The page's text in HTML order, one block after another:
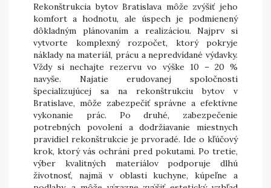
Rekonštrukcia bytov Bratislava môže zvýšiť jeho
komfort a hodnotu, ale úspech je podmienený
dôkladným plánovaním a realizáciou. Najprv si
vytvorte komplexný rozpočet, ktorý pokryje
náklady na materiál, prácu a nepredvídané výdavky.
Vždy si nechajte rezervu vo výške 10 – 20 %
navyše. Najatie erudovanej spoločnosti
špecializujúcej sa na rekonštrukciu bytov v
Bratislave, môže zabezpečiť správne a efektívne
vykonanie prác. Po druhé, zabezpečenie
potrebných povolení a dodržiavanie miestnych
pravidiel rekonštrukcie je prvoradé. Ide o kľúčový
krok, ktorý vás ochráni pred pokutami. Po tretie,
výber kvalitných materiálov podporuje dlhú
životnosť, najmä v oblasti kuchyne, kúpeľne a